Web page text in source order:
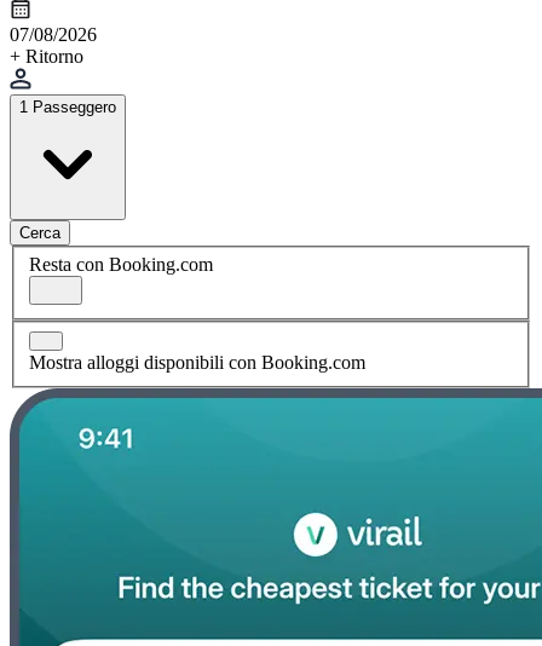
07/08/2026
+ Ritorno
1 Passeggero
Cerca
Resta con Booking.com
Mostra alloggi disponibili con Booking.com